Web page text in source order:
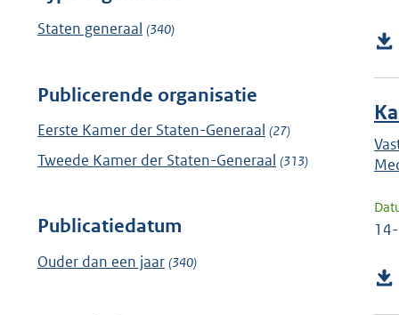
Staten generaal (340)
Publicerende organisatie
Eerste Kamer der Staten-Generaal (27)
Tweede Kamer der Staten-Generaal (313)
Publicatiedatum
Ouder dan een jaar (340)